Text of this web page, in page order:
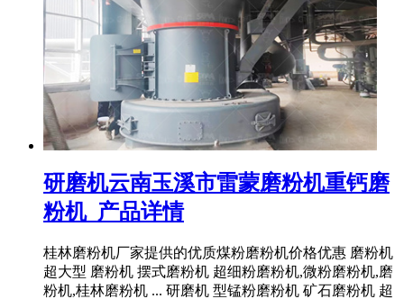
研磨机云南玉溪市雷蒙磨粉机重钙磨
粉机_产品详情
桂林磨粉机厂家提供的优质煤粉磨粉机价格优惠 磨粉机
超大型 磨粉机 摆式磨粉机 超细粉磨粉机,微粉磨粉机,磨
粉机,桂林磨粉机 ... 研磨机 型锰粉磨粉机 矿石磨粉机 超